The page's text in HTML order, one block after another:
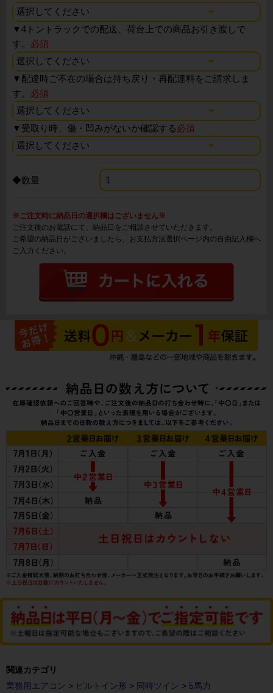
▼4トントラックでの配送、荷台上での商品お引き渡しで
す。 必須
▼ 配達時ご不在の場合は持ち戻り・再配達料をご請求しま
す。 必須
▼ 受取り時、傷・凹みがないか確認する必須
◆数量
※ご注文時に納品日の選択欄はございません※
ご注文後のお電話にて、納品日をご相談させていただきます。
ご希望の納品日がございましたら、お支払方法選択ページ内の自由記入欄へ
ご入力ください。
関連カテゴリ
業務用エアコン > ビルトイン形 > 同時ツイン > 5馬力